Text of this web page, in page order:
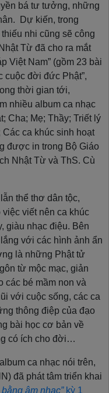
bá tư tưởng, những
Dự kiến, trong
nhi cũng sẽ công
Từ đã cho ra mắt
Việt Nam” (gồm 23 bài
cuộc đời đức Phật”,
thời gian tới,
nhiều album ca nhạc
Cha; Mẹ; Thầy; Triết lý
ca khúc sinh hoạt
được in trong Bộ Giáo
Nhật Từ và ThS. Cù
thể thơ dân tộc,
viết nên ca khúc
giàu nhạc điệu. Bên
với các hình ảnh ẩn
là những Phật tử
từ mộc mạc, giản
các bé mầm non và
với cuộc sống, các ca
thông điệp của đạo
bài học cơ bản về
có ích cho đời…
ca nhạc nói trên,
đã phát tâm triển khai
âm nhạc”kỳ 1